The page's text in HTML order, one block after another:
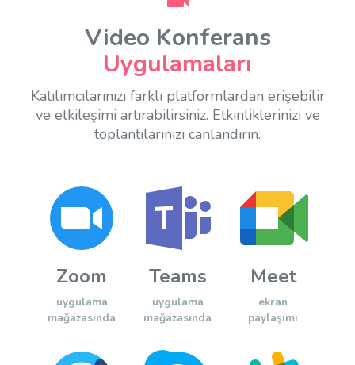
Video Konferans
Uygulamaları
Katılımcılarınızı farklı platformlardan erişebilir
ve etkileşimi artırabilirsiniz. Etkinliklerinizi ve
toplantılarınızı canlandırın.
Zoom
uygulama
mağazasında
Teams
uygulama
mağazasında
Meet
ekran
paylaşımı